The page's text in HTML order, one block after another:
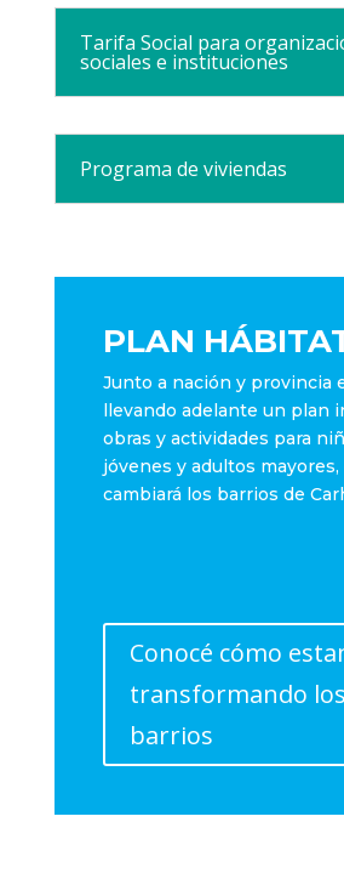
Tarifa Social para
sociales e instituciones
Programa de viviendas
PLAN
Junto a nación y provincia
llevando adelante un plan
obras y actividades para
jóvenes y adultos mayores,
cambiará los barrios de
Conocé cómo
transformando los
barrios